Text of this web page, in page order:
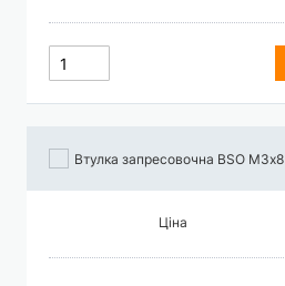
Втулка запресовочна BSO М3х8
Ціна